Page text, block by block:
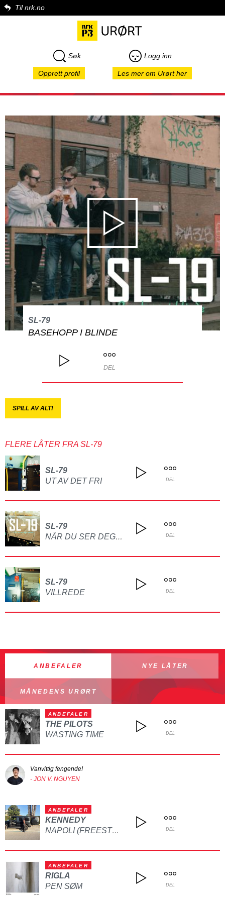
Til nrk.no
Søk Logg inn
Opprett profil Les mer om Urørt her
SL-79
BASEHOPP I BLINDE
DEL
SPILL AV ALT!
FLERE LÅTER FRA SL-79
SL-79
UT AV DET FRI
DEL
SL-79
NÅR DU SER DEG TILBAKE DEL
SL-79
VILLREDE
DEL
ANBEFALER NYE LÅTER
MÅNEDENS URØRT
ANBEFALER
THE PILOTS
WASTING TIME
DEL
Vanvittig fengende!
- JON V. NGUYEN
ANBEFALER
KENNEDY
NAPOLI (FREESTYLE) DEL
ANBEFALER
RIGLA
PEN SØM
DEL